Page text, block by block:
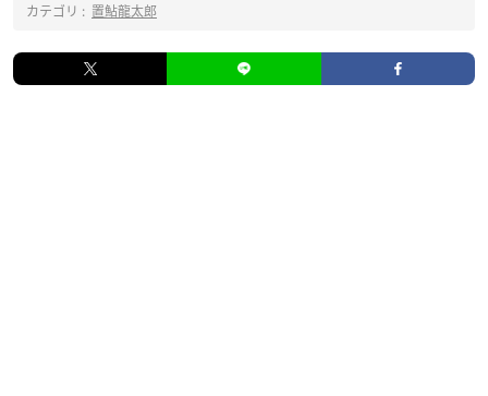
カテゴリ : 置鮎龍太郎